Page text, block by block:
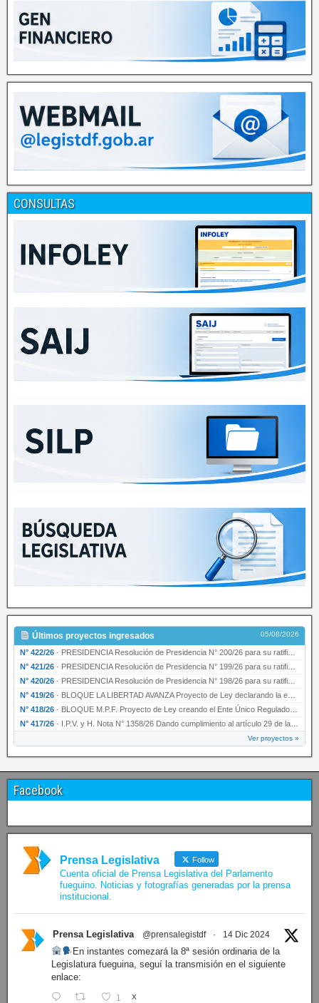
CONSULTAS
Últimos proyectos ingresados 05/08/2026
N° 422/26 · PRESIDENCIA Resolución de Presidencia N° 200/26 para su ratificación.
N° 421/26 · PRESIDENCIA Resolución de Presidencia N° 199/26 para su ratificación.
N° 420/26 · PRESIDENCIA Resolución de Presidencia N° 198/26 para su ratificación.
N° 419/26 · BLOQUE LA LIBERTAD AVANZA Proyecto de Ley declarando la esencialidad del servicio educativ…
N° 418/26 · BLOQUE M.P.F. Proyecto de Ley creando el Ente Único Regulador de servicios públicos de la …
N° 417/26 · I.P.V. y H. Nota N° 1358/26 Dando cumplimiento al artículo 29 de la Ley provincial N° 1399…
Ver proyectos »
Facebook
Prensa Legislativa Follow
Cuenta oficial de Prensa Legislativa del Parlamento
fueguino. Noticias y fotografías generadas por la prensa
institucional.
Prensa Legislativa @prensalegistdf · 14 Dic 2024
En instantes comezará la 8ª sesión ordinaria de la
Legislatura fueguina, seguí la transmisión en el siguiente
enlace:
1 X